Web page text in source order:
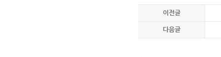
이전글
다음글